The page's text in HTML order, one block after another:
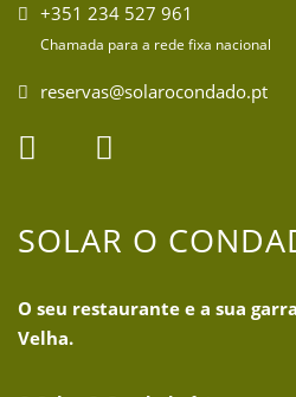
+351 234 527 961
Chamada para a rede fixa nacional
reservas@solarocondado.pt
SOLAR O
O seu restaurante e a sua
Velha.